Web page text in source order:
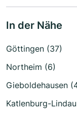
In der Nähe
Göttingen (37)
Northeim (6)
Gieboldehausen
Katlenburg-